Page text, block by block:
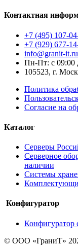
Контактная
+7 (495) 107-
+7 (929) 677-
info@granit-it.ru
Пн-Пт: с 09:00
105523, г.
Политика
Согласие на
Каталог
Серверы
Серверное
наличии
Системы
Конфигуратор
Конфигуратор
© ООО «ГраниТ»